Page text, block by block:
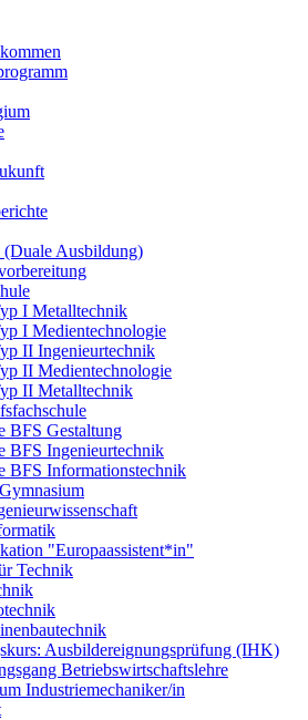
(Duale Ausbildung)
I Metalltechnik
I Medientechnologie
II Ingenieurtechnik
II Medientechnologie
II Metalltechnik
BFS Gestaltung
BFS Ingenieurtechnik
BFS Informationstechnik
"Europaassistent*in"
Technik
Ausbildereignungsprüfung (IHK)
Betriebswirtschaftslehre
Industriemechaniker/in